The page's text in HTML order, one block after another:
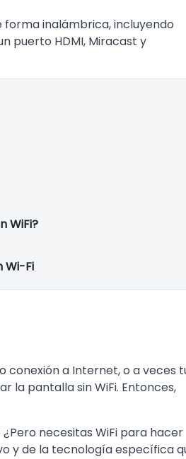
inalámbrica, incluyendo
puerto HDMI, Miracast y
WiFi?
Wi-Fi
conexión a Internet, o a veces
la pantalla sin WiFi. Entonces,
necesitas WiFi para hacer
y de la tecnología específica